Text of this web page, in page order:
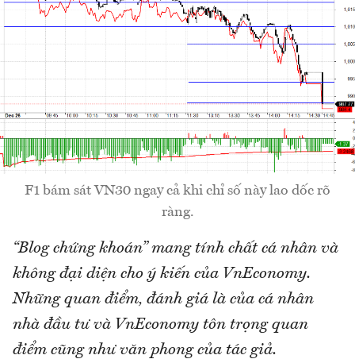
F1 bám sát VN30 ngay cả khi chỉ số này lao dốc rõ
ràng.
“Blog chứng khoán” mang tính chất cá nhân và
không đại diện cho ý kiến của VnEconomy.
Những quan điểm, đánh giá là của cá nhân
nhà đầu tư và VnEconomy tôn trọng quan
điểm cũng như văn phong của tác giả.